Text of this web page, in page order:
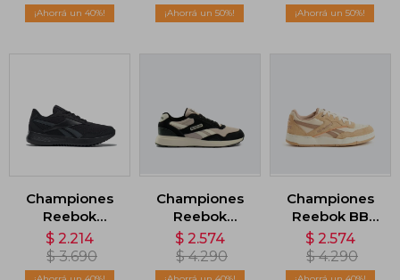
40 50 50
Championes
Reebok
Energen Lite -
Negro
$ 2.214
$ 3.690
Championes
Reebok
GL1100 - Negro
$ 2.574
$ 4.290
Championes
Reebok BB
4000 II -
Marrón
$ 2.574
$ 4.290